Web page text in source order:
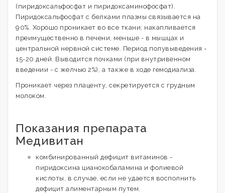
(пиридоксальфосфат и пиридоксаминофосфат).
Пиридоксальфосфат с белками плазмы связывается на
90%. Хорошо проникает во все ткани; накапливается
преимущественно в печени, меньше - в мышцах и
центральной нервной системе. Период полувыведения -
15-20 дней. Выводится почками (при внутривенном
введении - с желчью 2%), а также в ходе гемодиализа.
Проникает через плаценту, секретируется с грудным
молоком.
Показания препарата
Медивитан
комбинированный дефицит витаминов -
пиридоксина цианокобаламина и фолиевой
кислоты, в случае, если не удается восполнить
дефицит алиментарным путем.